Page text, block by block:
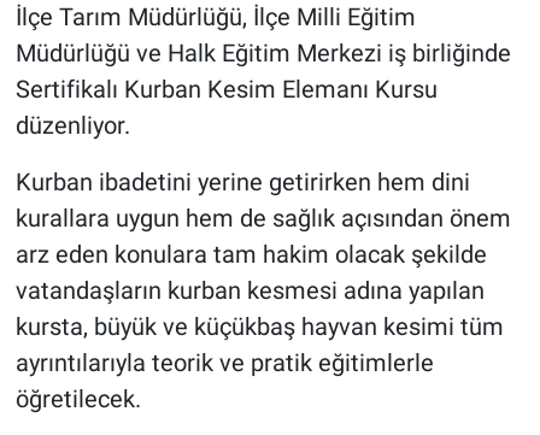
İlçe Tarım Müdürlüğü, İlçe Milli Eğitim
Müdürlüğü ve Halk Eğitim Merkezi iş birliğinde
Sertifikalı Kurban Kesim Elemanı Kursu
düzenliyor.
Kurban ibadetini yerine getirirken hem dini
kurallara uygun hem de sağlık açısından önem
arz eden konulara tam hakim olacak şekilde
vatandaşların kurban kesmesi adına yapılan
kursta, büyük ve küçükbaş hayvan kesimi tüm
ayrıntılarıyla teorik ve pratik eğitimlerle
öğretilecek.